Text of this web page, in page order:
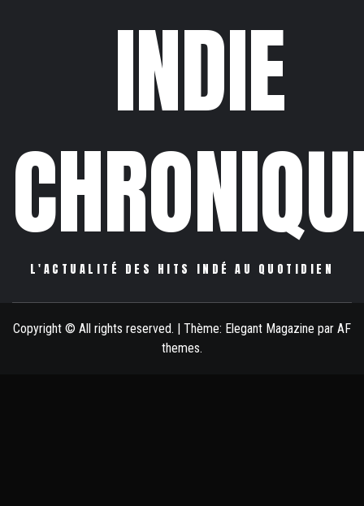
INDIE
L'ACTUALITÉ DES HITS INDÉ AU QUOTIDIEN
Copyright © All rights reserved. | Thème: Elegant Magazine par AF
themes.